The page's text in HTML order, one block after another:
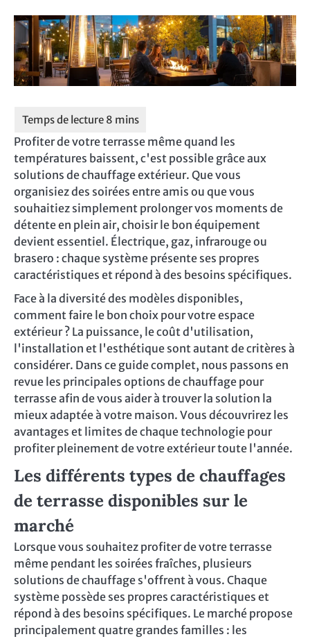
Profiter de votre terrasse même quand les
températures baissent, c'est possible grâce aux
solutions de chauffage extérieur. Que vous
organisiez des soirées entre amis ou que vous
souhaitiez simplement prolonger vos moments de
détente en plein air, choisir le bon équipement
devient essentiel. Électrique, gaz, infrarouge ou
brasero : chaque système présente ses propres
caractéristiques et répond à des besoins spécifiques.
Face à la diversité des modèles disponibles,
comment faire le bon choix pour votre espace
extérieur ? La puissance, le coût d'utilisation,
l'installation et l'esthétique sont autant de critères à
considérer. Dans ce guide complet, nous passons en
revue les principales options de chauffage pour
terrasse afin de vous aider à trouver la solution la
mieux adaptée à votre maison. Vous découvrirez les
avantages et limites de chaque technologie pour
profiter pleinement de votre extérieur toute l'année.
Les différents types de chauffages
de terrasse disponibles sur le
marché
Lorsque vous souhaitez profiter de votre terrasse
même pendant les soirées fraîches, plusieurs
solutions de chauffage s'offrent à vous. Chaque
système possède ses propres caractéristiques et
répond à des besoins spécifiques. Le marché propose
principalement quatre grandes familles : les